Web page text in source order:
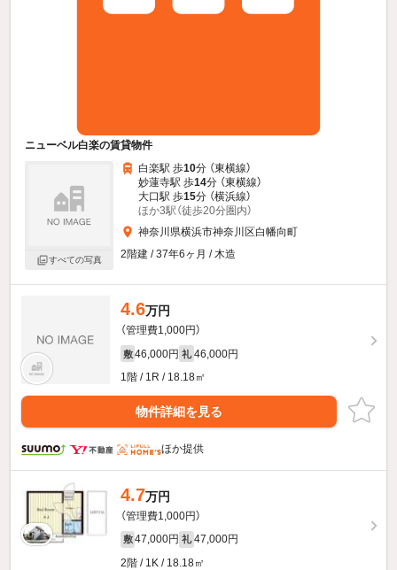
ニューベル白楽の賃貸物件
すべての写真
白楽駅 歩10分 （東横線）
妙蓮寺駅 歩14分 （東横線）
大口駅 歩15分 （横浜線）
ほか3駅（徒歩20分圏内）
神奈川県横浜市神奈川区白幡向町
2階建 / 37年6ヶ月 / 木造
4.6万円
（管理費1,000円）
敷 46,000円 礼 46,000円
1階 / 1R / 18.18㎡
物件詳細を見る
ほか提供
4.7万円
（管理費1,000円）
敷 47,000円 礼 47,000円
2階 / 1K / 18.18㎡